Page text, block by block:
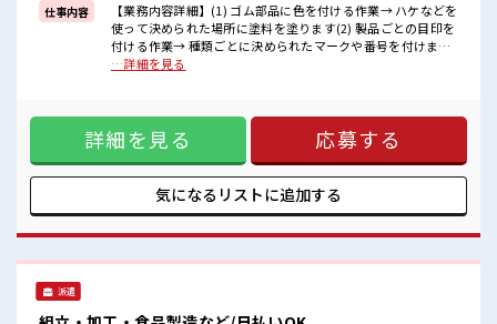
■職場の雰囲気
しっかり休める休憩室あり！
オンオフの切替もできちゃう！
仕事内容
【業務内容詳細】(1) ゴム部品に色を付ける作業→ ハケなどを
使って決められた場所に塗料を塗ります(2) 製品ごとの目印を
付ける作業→ 種類ごとに決められたマークや番号を付けます
(3) キズや汚れがないかチェック→ 完成した製品を目で見て確
りません。決まった手順をくり返すコツコツ・モクモク作業
です【職場について】一部工程では製品の運搬作業があり、
比較的体を動かすお仕事です未経験からスタートした方も多
数活躍中大手グループ企業で働けます【取扱製品情報】自動
車のエンジンや車体の振動をやわらげるゴム部品(防振ゴム)
■お仕事PR ≪プライベートが充実する≫ 場合によってはお願
制服アリ≫ 制服があるので、 毎日の服装の悩み解消♪ ≪未経
験でも活躍できる≫ 新しいことにチャレンジするのは不安だ
ご提案≫ 一人で悩まず気軽に相談できる、 派遣のお仕事で
…詳細を見る
詳細を見る 応募する
気になるリストに追加する
派遣